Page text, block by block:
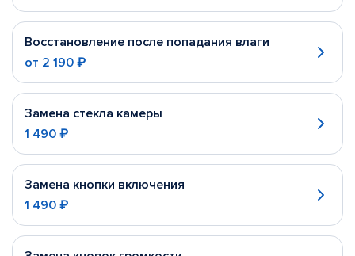
Восстановление после попадания влаги
от 2 190 ₽
Замена стекла камеры
1 490 ₽
Замена кнопки включения
1 490 ₽